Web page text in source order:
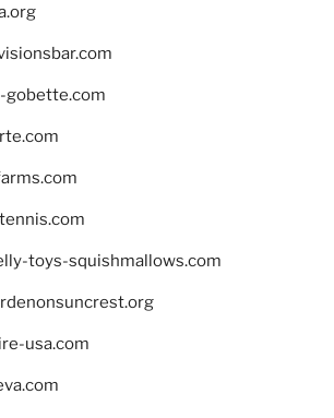
gobette.com
toys-squishmallows.com
usa.com